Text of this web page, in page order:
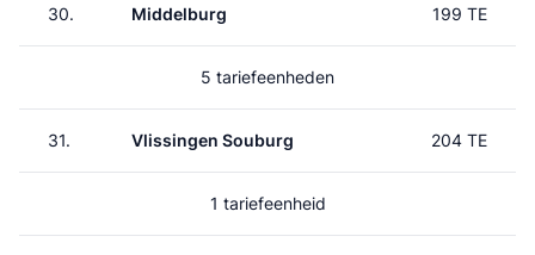
30. Middelburg 199 TE
5 tariefeenheden
31. Vlissingen Souburg 204 TE
1 tariefeenheid